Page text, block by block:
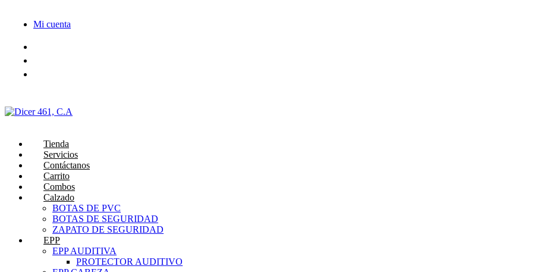
contenido
Mi cuenta
Tienda
Servicios
Contáctanos
Carrito
Combos
Calzado
BOTAS DE PVC
BOTAS DE SEGURIDAD
ZAPATO DE SEGURIDAD
EPP
EPP AUDITIVA
PROTECTOR AUDITIVO